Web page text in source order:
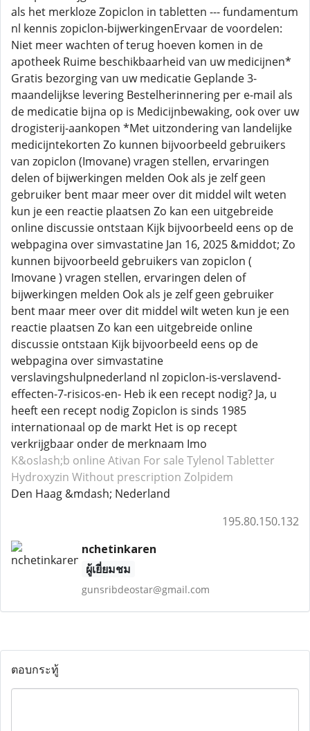
als het merkloze Zopiclon in tabletten --- fundamentum
nl kennis zopiclon-bijwerkingenErvaar de voordelen:
Niet meer wachten of terug hoeven komen in de
apotheek Ruime beschikbaarheid van uw medicijnen*
Gratis bezorging van uw medicatie Geplande 3-
maandelijkse levering Bestelherinnering per e-mail als
de medicatie bijna op is Medicijnbewaking, ook over uw
drogisterij-aankopen *Met uitzondering van landelijke
medicijntekorten Zo kunnen bijvoorbeeld gebruikers
van zopiclon (Imovane) vragen stellen, ervaringen
delen of bijwerkingen melden Ook als je zelf geen
gebruiker bent maar meer over dit middel wilt weten
kun je een reactie plaatsen Zo kan een uitgebreide
online discussie ontstaan Kijk bijvoorbeeld eens op de
webpagina over simvastatine Jan 16, 2025 &middot; Zo
kunnen bijvoorbeeld gebruikers van zopiclon (
Imovane ) vragen stellen, ervaringen delen of
bijwerkingen melden Ook als je zelf geen gebruiker
bent maar meer over dit middel wilt weten kun je een
reactie plaatsen Zo kan een uitgebreide online
discussie ontstaan Kijk bijvoorbeeld eens op de
webpagina over simvastatine
verslavingshulpnederland nl zopiclon-is-verslavend-
effecten-7-risicos-en- Heb ik een recept nodig? Ja, u
heeft een recept nodig Zopiclon is sinds 1985
internationaal op de markt Het is op recept
verkrijgbaar onder de merknaam Imo
K&oslash;b online Ativan For sale Tylenol Tabletter
Hydroxyzin Without prescription Zolpidem
Den Haag &mdash; Nederland
195.80.150.132
nchetinkaren
ผู้เยี่ยมชม
gunsribdeostar@gmail.com
ตอบกระทู้